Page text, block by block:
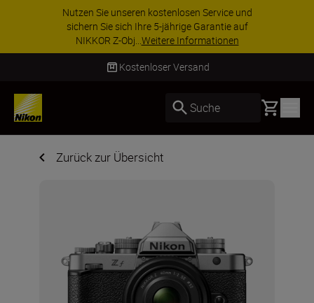
ZUBEHÖR IM ANGEBOT | Sparen Sie 15 % auf
ausgewähltes Zubehör und vervollständigen Sie
Ihre Ausrüstu...Jetzt einkaufen
Kostenloser Versand
Suche Basket
Zurück zur Übersicht